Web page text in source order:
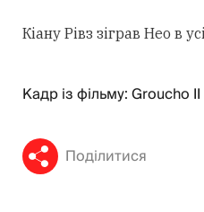
Кіану Рівз зіграв Нео в
Кадр із фільму: Groucho
Поділитися